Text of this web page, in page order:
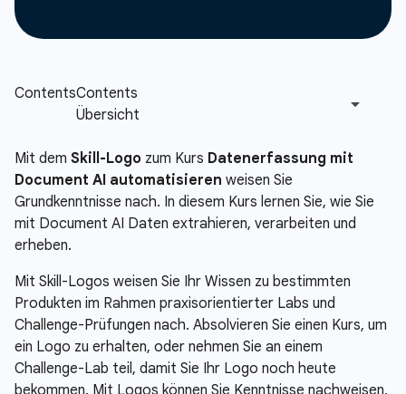
Mit dem Skill-Logo zum Kurs Datenerfassung mit
Document AI automatisieren weisen Sie
Grundkenntnisse nach. In diesem Kurs lernen Sie, wie Sie
mit Document AI Daten extrahieren, verarbeiten und
erheben.
Mit Skill-Logos weisen Sie Ihr Wissen zu bestimmten
Produkten im Rahmen praxisorientierter Labs und
Challenge-Prüfungen nach. Absolvieren Sie einen Kurs, um
ein Logo zu erhalten, oder nehmen Sie an einem
Challenge-Lab teil, damit Sie Ihr Logo noch heute
bekommen. Mit Logos können Sie Kenntnisse nachweisen,